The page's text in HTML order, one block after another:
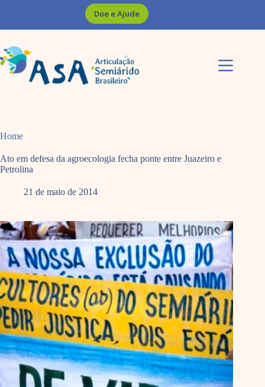
Doe e Ajude
Home
Ato em defesa da agroecologia fecha ponte entre Juazeiro e
Petrolina
21 de maio de 2014